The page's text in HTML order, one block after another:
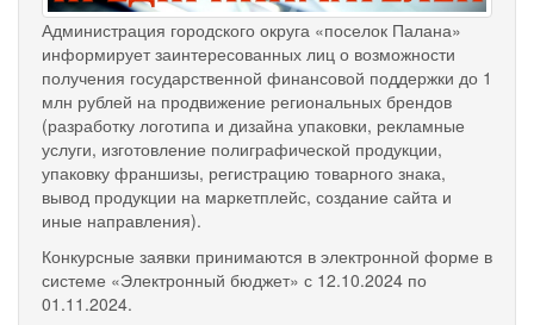
Администрация городского округа «поселок Палана»
информирует заинтересованных лиц о возможности
получения государственной финансовой поддержки до 1
млн рублей на продвижение региональных брендов
(разработку логотипа и дизайна упаковки, рекламные
услуги, изготовление полиграфической продукции,
упаковку франшизы, регистрацию товарного знака,
вывод продукции на маркетплейс, создание сайта и
иные направления).
Конкурсные заявки принимаются в электронной форме в
системе «Электронный бюджет» с 12.10.2024 по
01.11.2024.